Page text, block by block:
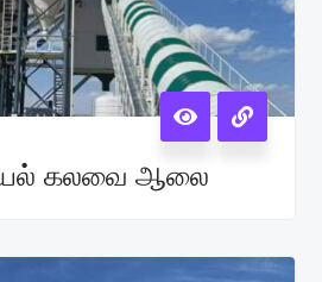
கலவை ஆலை